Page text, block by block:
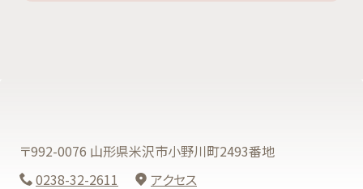
〒992-0076 山形県米沢市小野川町2493番地
0238-32-2611
アクセス